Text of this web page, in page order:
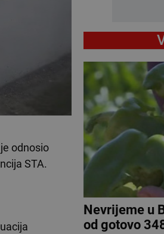
odnosio
STA.
Nevrijeme u
od gotovo